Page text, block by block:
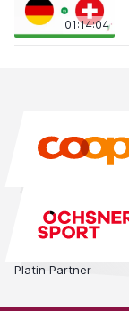
01:14:04
Platin Partner